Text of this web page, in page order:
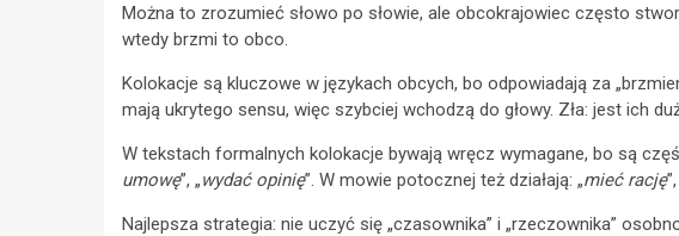
Można to zrozumieć słowo po słowie, ale obcokrajowiec często
wtedy brzmi to obco.
Kolokacje są kluczowe w językach obcych, bo odpowiadają za
mają ukrytego sensu, więc szybciej wchodzą do głowy. Zła: jest ich
W tekstach formalnych kolokacje bywają wręcz wymagane, bo są
umowę”, „wydać opinię”. W mowie potocznej też działają: „mieć rację
Najlepsza strategia: nie uczyć się „czasownika” i „rzeczownika”